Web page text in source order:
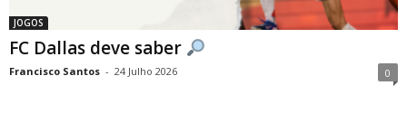
JOGOS
FC Dallas deve saber
Francisco Santos - 24 Julho 2026 0